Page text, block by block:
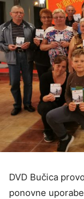
DVD Bučica
ponovne